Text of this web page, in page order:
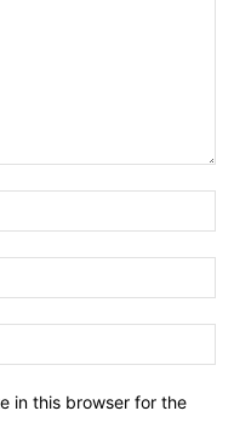
in this browser for the